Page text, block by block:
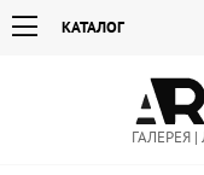
КАТАЛОГ
ГАЛЕРЕЯ